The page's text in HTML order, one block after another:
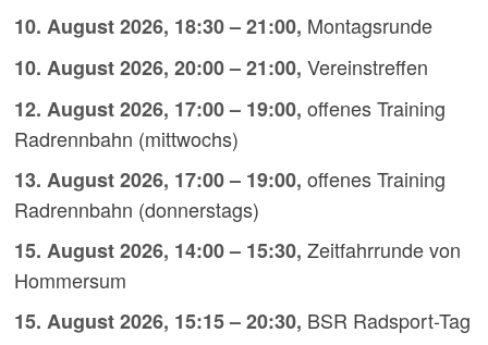
10. August 2026, 18:30– 21:00, Montagsrunde
10. August 2026, 20:00– 21:00, Vereinstreffen
12. August 2026, 17:00– 19:00, offenes Training
Radrennbahn (mittwochs)
13. August 2026, 17:00– 19:00, offenes Training
Radrennbahn (donnerstags)
15. August 2026, 14:00– 15:30, Zeitfahrrunde von
Hommersum
15. August 2026, 15:15– 20:30, BSR Radsport-Tag